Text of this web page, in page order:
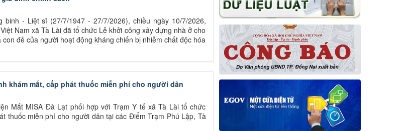
- Liệt sĩ (27/7/1947 - 27/7/2026), chiều ngày 10/7/2026,
Nam xã Tà Lài đã tổ chức Lễ khởi công xây dựng nhà ở cho
đẻ của người hoạt động kháng chiến bị nhiễm chất độc hóa
khám mắt, cấp phát thuốc miễn phí cho người dân
Mắt MISA Đà Lạt phối hợp với Trạm Y tế xã Tà Lài tổ chức
thuốc miễn phí cho người dân tại các Điểm Trạm Phú Lập, Tà